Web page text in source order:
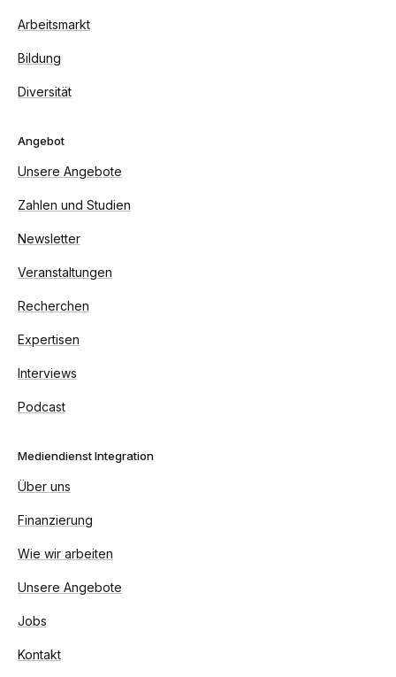
Arbeitsmarkt
Bildung
Diversität
Angebot
Unsere Angebote
Zahlen und Studien
Newsletter
Veranstaltungen
Recherchen
Expertisen
Interviews
Podcast
Mediendienst Integration
Über uns
Finanzierung
Wie wir arbeiten
Unsere Angebote
Jobs
Kontakt